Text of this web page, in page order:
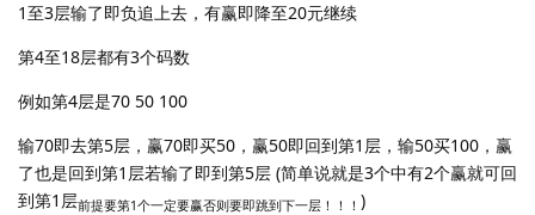
1至3层输了即负追上去，有赢即降至20元继续
第4至18层都有3个码数
例如第4层是70 50 100
输70即去第5层，赢70即买50，赢50即回到第1层，输50买100，赢
了也是回到第1层若输了即到第5层 (简单说就是3个中有2个赢就可回
到第1层前提要第1个一定要赢否则要即跳到下一层！！！ )